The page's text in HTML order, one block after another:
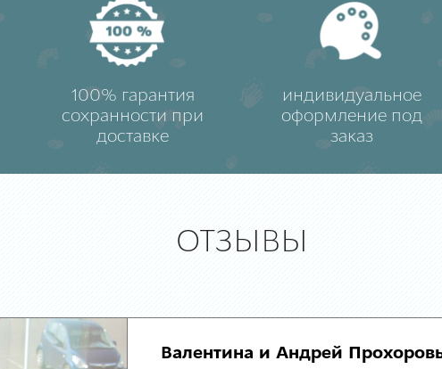
100% гарантия
сохранности при
доставке
индивидуальное
оформление под
заказ
ОТЗЫВЫ
Валентина и Андрей